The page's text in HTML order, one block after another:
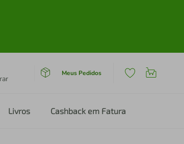
Meus Pedidos
Livros Cashback em Fatura